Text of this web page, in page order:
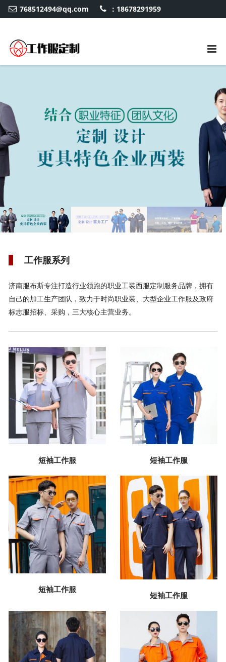
768512494@qq.com ：18678291959
工作服系列
济南服布斯专注打造行业领跑的职业工装西服定制服务品牌，拥有
自己的加工生产团队，致力于时尚职业装、大型企业工作服及政府
标志服招标、采购，三大核心主营业务。
短袖工作服 短袖工作服
短袖工作服
短袖工作服